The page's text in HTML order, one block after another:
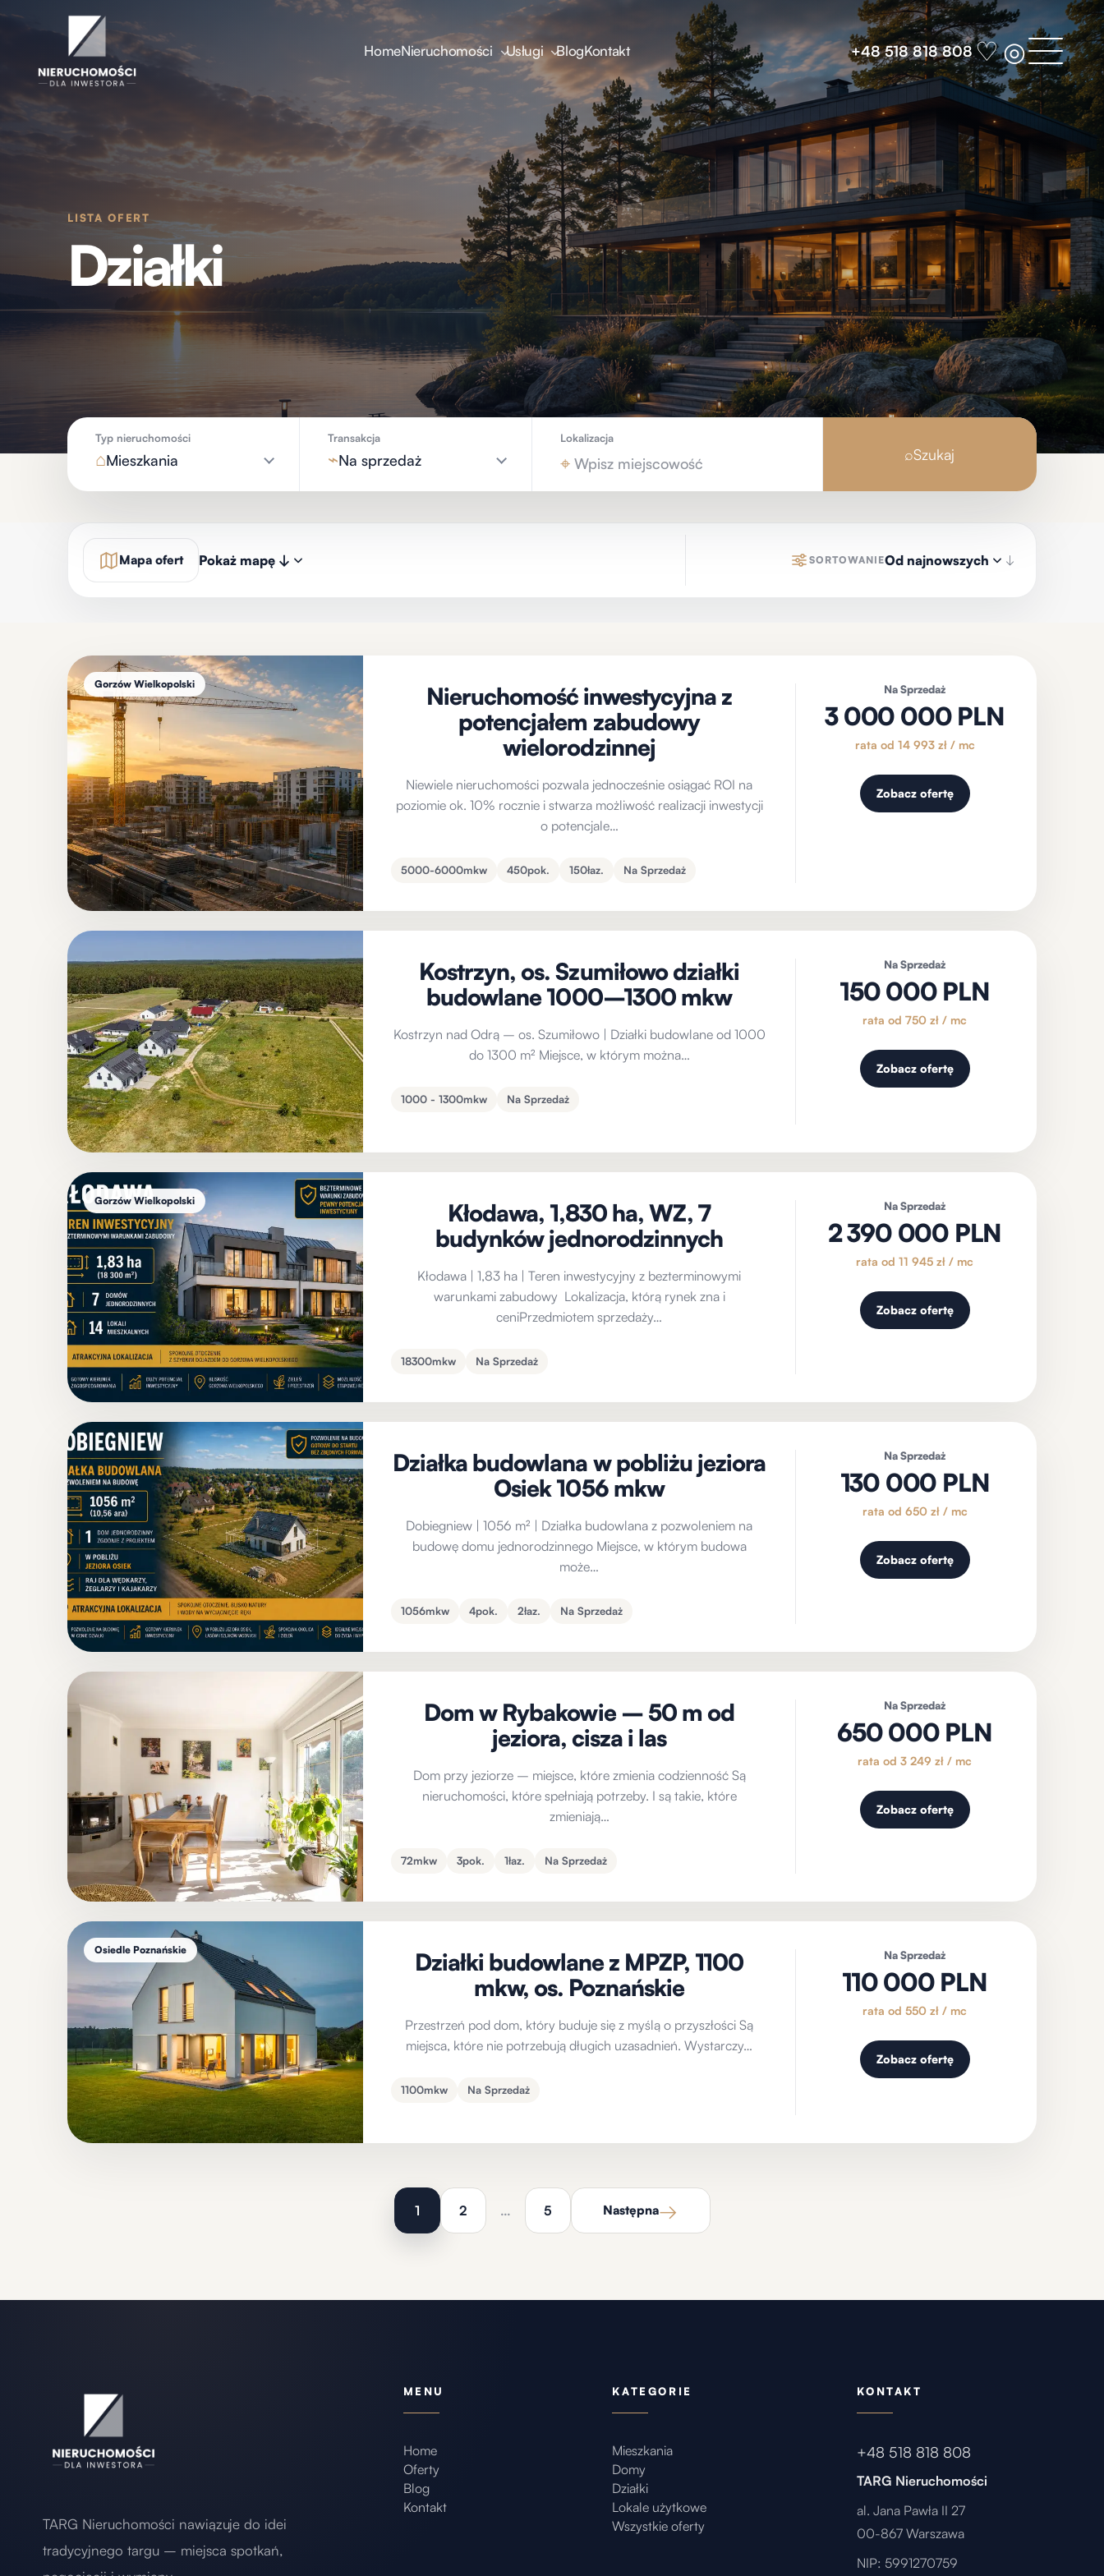
HomeNieruchomości Usługi BlogKontakt +48 518 818 808♡◎
LISTA OFERT
Działki
Typ nieruchomości
⌂Mieszkania
Transakcja
⌁Na sprzedaż
Lokalizacja
⌖ ⌕Szukaj
Mapa ofert Pokaż mapę SORTOWANIEOd najnowszych
Gorzów Wielkopolski
Nieruchomość inwestycyjna z
potencjałem zabudowy
wielorodzinnej
Niewiele nieruchomości pozwala jednocześnie osiągać ROI na
poziomie ok. 10% rocznie i stwarza możliwość realizacji inwestycji
o potencjale…
5000-6000mkw 450pok. 150łaz. Na Sprzedaż
Na Sprzedaż
3 000 000 PLN
rata od 14 993 zł / mc
Zobacz ofertę
Kostrzyn, os. Szumiłowo działki
budowlane 1000–1300 mkw
Kostrzyn nad Odrą – os. Szumiłowo | Działki budowlane od 1000
do 1300 m² Miejsce, w którym można…
1000 - 1300mkw Na Sprzedaż
Na Sprzedaż
150 000 PLN
rata od 750 zł / mc
Zobacz ofertę
Gorzów Wielkopolski
Kłodawa, 1,830 ha, WZ, 7
budynków jednorodzinnych
Kłodawa | 1,83 ha | Teren inwestycyjny z bezterminowymi
warunkami zabudowy Lokalizacja, którą rynek zna i
ceniPrzedmiotem sprzedaży…
18300mkw Na Sprzedaż
Na Sprzedaż
2 390 000 PLN
rata od 11 945 zł / mc
Zobacz ofertę
Działka budowlana w pobliżu jeziora
Osiek 1056 mkw
Dobiegniew | 1056 m² | Działka budowlana z pozwoleniem na
budowę domu jednorodzinnego Miejsce, w którym budowa
może…
1056mkw 4pok. 2łaz. Na Sprzedaż
Na Sprzedaż
130 000 PLN
rata od 650 zł / mc
Zobacz ofertę
Dom w Rybakowie – 50 m od
jeziora, cisza i las
Dom przy jeziorze – miejsce, które zmienia codzienność Są
nieruchomości, które spełniają potrzeby. I są takie, które
zmieniają…
72mkw 3pok. 1łaz. Na Sprzedaż
Na Sprzedaż
650 000 PLN
rata od 3 249 zł / mc
Zobacz ofertę
Osiedle Poznańskie
Działki budowlane z MPZP, 1100
mkw, os. Poznańskie
Przestrzeń pod dom, który buduje się z myślą o przyszłości Są
miejsca, które nie potrzebują długich uzasadnień. Wystarczy…
1100mkw Na Sprzedaż
Na Sprzedaż
110 000 PLN
rata od 550 zł / mc
Zobacz ofertę
1 2 … 5 Następna→
TARG Nieruchomości nawiązuje do idei
tradycyjnego targu – miejsca spotkań,
MENU
Home
Oferty
Blog
Kontakt
KATEGORIE
Mieszkania
Domy
Działki
Lokale użytkowe
Wszystkie oferty
KONTAKT
+48 518 818 808
TARG Nieruchomości
al. Jana Pawła II 27
00-867 Warszawa
NIP: 5991270759